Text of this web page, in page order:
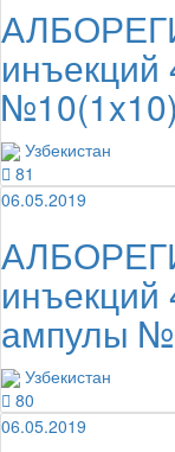
№10(1x10)
Узбекистан
81
06.05.2019
ампулы
Узбекистан
80
06.05.2019